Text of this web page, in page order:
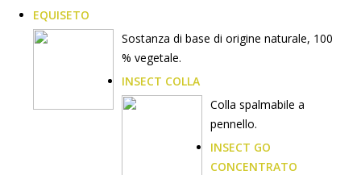
EQUISETO
Sostanza di base di origine naturale, 100
% vegetale.
INSECT COLLA
Colla spalmabile a
pennello.
INSECT GO
CONCENTRATO